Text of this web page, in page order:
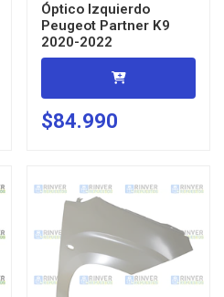
Óptico Izquierdo
Peugeot Partner K9
2020-2022
$84.990